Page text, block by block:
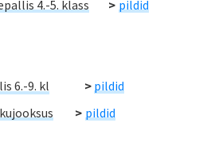
4.-5. klass > pildid
6.-9. kl
> pildid
> pildid